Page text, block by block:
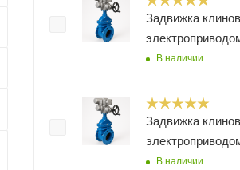
Задвижка
В наличии
Задвижка
В наличии